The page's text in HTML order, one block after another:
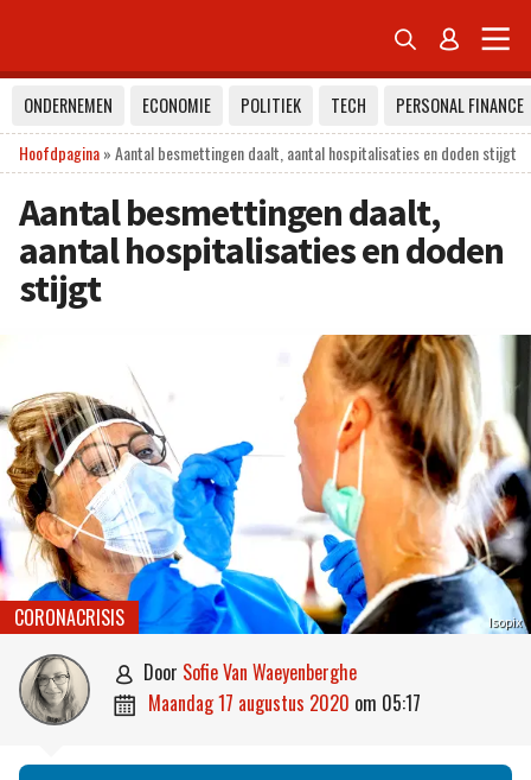
 
ONDERNEMEN ECONOMIE POLITIEK TECH
PERSONAL FINANCE
Hoofdpagina»Aantal besmettingen daalt, aantal hospitalisaties en doden stijgt
Aantal besmettingen daalt,
aantal hospitalisaties en doden
stijgt
Isopix
CORONACRISIS
 door Sofie Van Waeyenberghe
 maandag 17 augustus 2020 om 05:17